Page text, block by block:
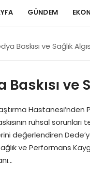
GÜNDEM
Baskısı ve Sağlık
ve
Hastanesi’nden
ruhsal
değerlendiren
ve Performans